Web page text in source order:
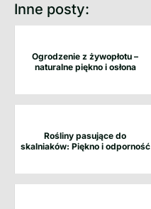
Inne posty:
Ogrodzenie z żywopłotu –
naturalne piękno i osłona
Rośliny pasujące do
skalniaków: Piękno i odporność